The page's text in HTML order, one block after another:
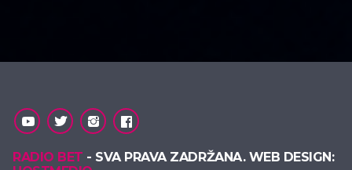
RADIO BET - SVA PRAVA ZADRŽANA. WEB DESIGN: